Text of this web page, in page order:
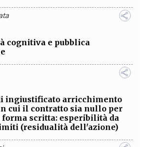
cognitiva e pubblica
ingiustificato arricchimento
cui il contratto sia nullo per
scritta: esperibilità da
(residualità dell'azione)